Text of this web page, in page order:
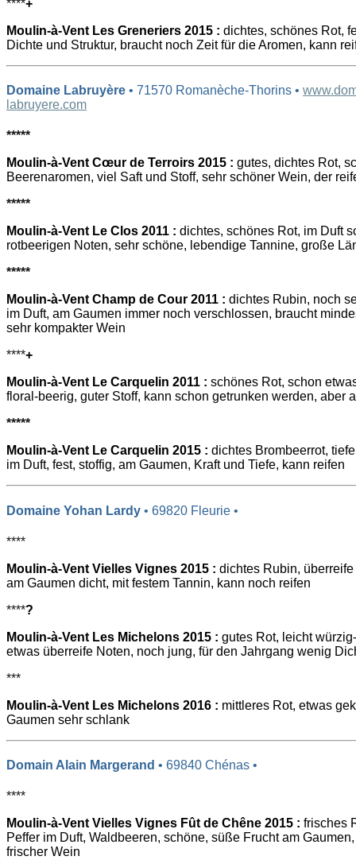
****+
Moulin-à-Vent Les Greneriers 2015 : dichtes, schönes Rot,
Dichte und Struktur, braucht noch Zeit für die Aromen, kann
Domaine Labruyère • 71570 Romanèche-Thorins •
labruyere.com
*****
Moulin-à-Vent Cœur de Terroirs 2015 : gutes, dichtes Rot,
Beerenaromen, viel Saft und Stoff, sehr schöner Wein, der
*****
Moulin-à-Vent Le Clos 2011 : dichtes, schönes Rot, im Duft
rotbeerigen Noten, sehr schöne, lebendige Tannine, große
*****
Moulin-à-Vent Champ de Cour 2011 : dichtes Rubin, noch
im Duft, am Gaumen immer noch verschlossen, braucht
sehr kompakter Wein
****+
Moulin-à-Vent Le Carquelin 2011 : schönes Rot, schon
floral-beerig, guter Stoff, kann schon getrunken werden, aber
*****
Moulin-à-Vent Le Carquelin 2015 : dichtes Brombeerrot,
im Duft, fest, stoffig, am Gaumen, Kraft und Tiefe, kann reifen
Domaine Yohan Lardy • 69820 Fleurie •
****
Moulin-à-Vent Vielles Vignes 2015 : dichtes Rubin,
am Gaumen dicht, mit festem Tannin, kann noch reifen
****?
Moulin-à-Vent Les Michelons 2015 : gutes Rot, leicht
etwas überreife Noten, noch jung, für den Jahrgang wenig
***
Moulin-à-Vent Les Michelons 2016 : mittleres Rot, etwas
Gaumen sehr schlank
Domain Alain Margerand • 69840 Chénas •
****
Moulin-à-Vent Vielles Vignes Fût de Chêne 2015 : frisches
Peffer im Duft, Waldbeeren, schöne, süße Frucht am
frischer Wein